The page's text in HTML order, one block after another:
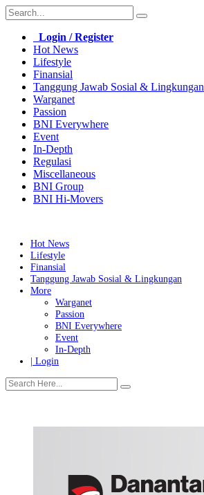
Login / Register
Hot News
Lifestyle
Finansial
Tanggung Jawab Sosial & Lingkungan
Warganet
Passion
BNI Everywhere
Event
In-Depth
Regulasi
Miscellaneous
BNI Group
BNI Hi-Movers
Hot News
Lifestyle
Finansial
Tanggung Jawab Sosial & Lingkungan
More
Warganet
Passion
Event
In-Depth